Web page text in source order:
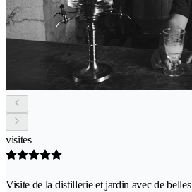
visites
Visite de la distillerie et jardin avec de